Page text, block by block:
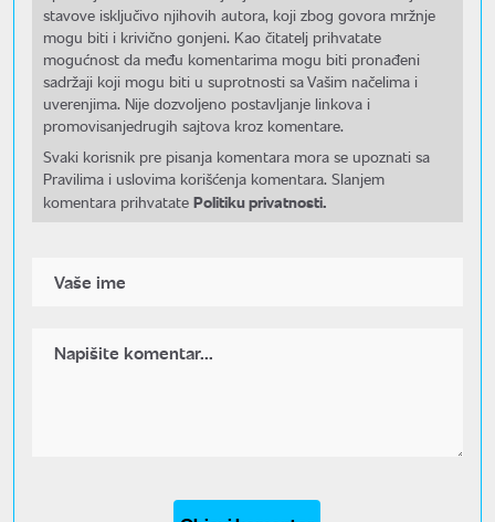
stavove isključivo njihovih autora, koji zbog govora mržnje
mogu biti i krivično gonjeni. Kao čitatelj prihvatate
mogućnost da među komentarima mogu biti pronađeni
sadržaji koji mogu biti u suprotnosti sa Vašim načelima i
uverenjima. Nije dozvoljeno postavljanje linkova i
promovisanjedrugih sajtova kroz komentare.
Svaki korisnik pre pisanja komentara mora se upoznati sa
Pravilima i uslovima korišćenja komentara. Slanjem
komentara prihvatate Politiku privatnosti.